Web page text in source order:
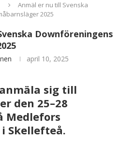
Anmäl er nu till Svenska
2025
Downföreningens
april 10, 2025
sig till
den 25–28
Medlefors
Skellefteå.